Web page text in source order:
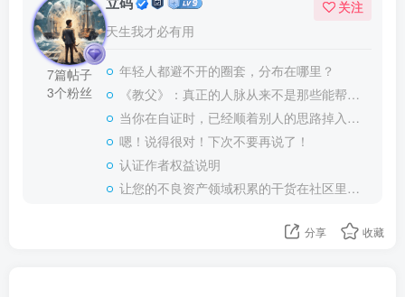
7篇帖子
3个粉丝
天生我才必有用
关注
年轻人都避不开的圈套，分布在哪里？
《教父》：真正的人脉从来不是那些能帮助你的人
当你在自证时，已经顺着别人的思路掉入陷阱了，他们会很享受…
嗯！说得很对！下次不要再说了！
认证作者权益说明
让您的不良资产领域积累的干货在社区里轻松变现
分享 收藏